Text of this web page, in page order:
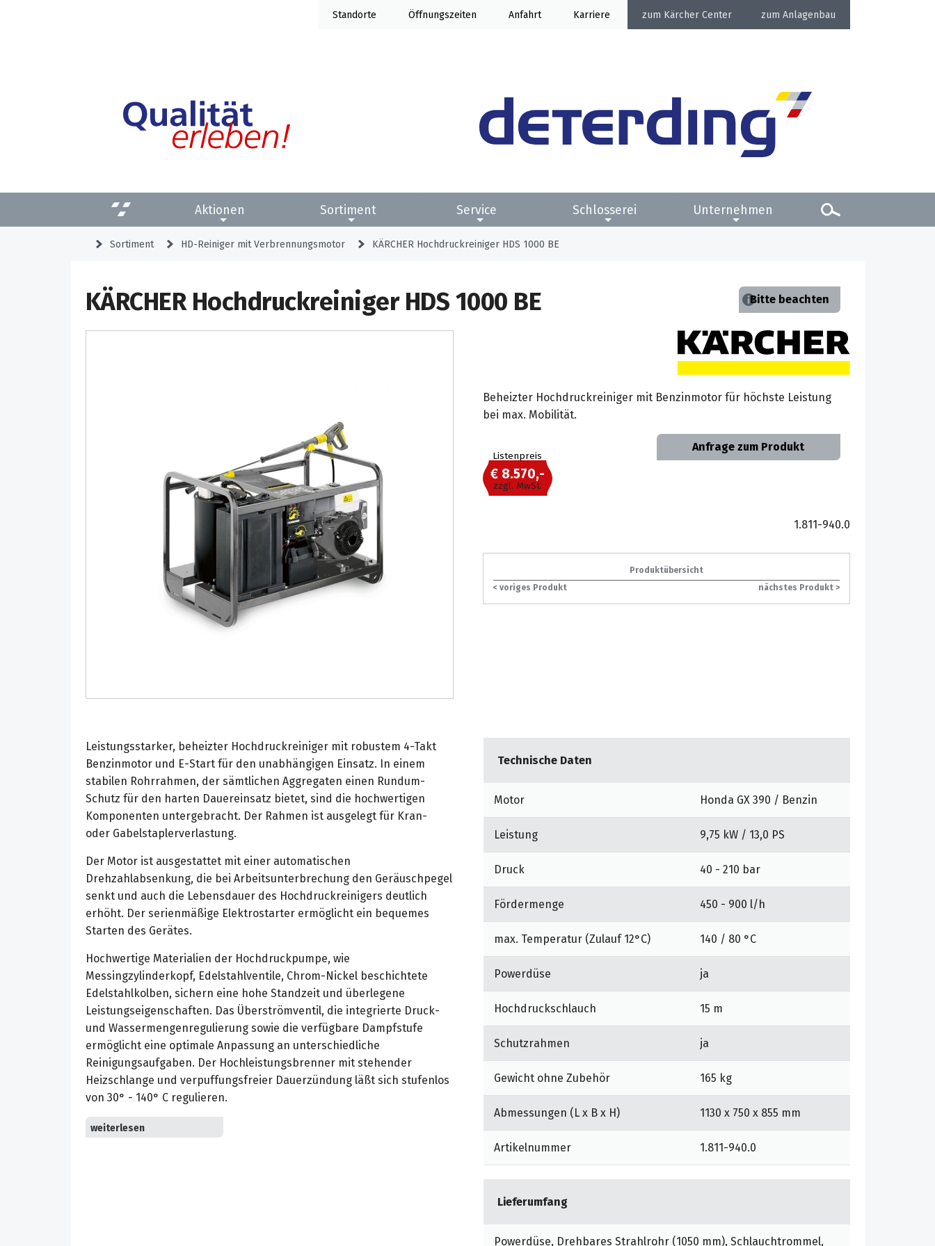
Standorte Öffnung Anfahrt Karriere Kärcher Center Anlagenbau
Aktionen Sortiment Service Schlosserei Unternehmen
Sortiment HD-Reiniger mit Verbrennungsmotor KÄRCHER Hochdruckreiniger HDS 1000 BE
Bitte beachten
KÄRCHER Hochdruckreiniger HDS 1000 BE
Beheizter Hochdruckreiniger mit Benzinmotor für höchste Leistung
bei max. Mobilität.
Listenpreis
€ 8.570,-
zzgl. MwSt.
Anfrage zum Produkt
1.811-940.0
Produktübersicht
< voriges Produkt
nächstes Produkt >
Leistungsstarker, beheizter Hochdruckreiniger mit robustem 4-Takt
Benzinmotor und E-Start für den unabhängigen Einsatz. In einem
stabilen Rohrrahmen, der sämtlichen Aggregaten einen Rundum-
Schutz für den harten Dauereinsatz bietet, sind die hochwertigen
Komponenten untergebracht. Der Rahmen ist ausgelegt für Kran-
oder Gabelstaplerverlastung.
Der Motor ist ausgestattet mit einer automatischen
Drehzahlabsenkung, die bei Arbeitsunterbrechung den Geräuschpegel
senkt und auch die Lebensdauer des Hochdruckreinigers deutlich
erhöht. Der serienmäßige Elektrostarter ermöglicht ein bequemes
Starten des Gerätes.
Hochwertige Materialien der Hochdruckpumpe, wie
Messingzylinderkopf, Edelstahlventile, Chrom-Nickel beschichtete
Edelstahlkolben, sichern eine hohe Standzeit und überlegene
Leistungseigenschaften. Das Überströmventil, die integrierte Druck-
und Wassermengenregulierung sowie die verfügbare Dampfstufe
ermöglicht eine optimale Anpassung an unterschiedliche
Reinigungsaufgaben. Der Hochleistungsbrenner mit stehender
Heizschlange und verpuffungsfreier Dauerzündung läßt sich stufenlos
von 30° - 140° C regulieren.
Die Sicherheitsmerkmale wie Ölmangelsicherung, Sicherheitsventile,
Wassermangelsicherung und Brennstoffmangelsicherung sichern im
Technische Daten
Motor Honda GX 390 / Benzin
Leistung 9,75 kW / 13,0 PS
Druck 40 - 210 bar
Fördermenge 450 - 900 l/h
max. Temperatur (Zulauf 12°C) 140 / 80 °C
Powerdüse ja
Hochdruckschlauch 15 m
Schutzrahmen ja
Gewicht ohne Zubehör 165 kg
Abmessungen (L x B x H) 1130 x 750 x 855 mm
Artikelnummer 1.811-940.0
Lieferumfang
Powerdüse, Drehbares Strahlrohr (1050 mm), Schlauchtrommel,